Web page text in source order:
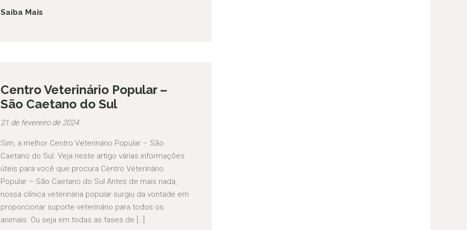
Saiba Mais
Centro Veterinário Popular –
São Caetano do Sul
21 de fevereiro de 2024
Sim, a melhor Centro Veterinário Popular – São
Caetano do Sul. Veja neste artigo várias informações
úteis para você que procura Centro Veterinário
Popular – São Caetano do Sul Antes de mais nada,
nossa clínica veterinária popular surgiu da vontade em
proporcionar suporte veterinário para todos os
animais. Ou seja em todas as fases de […]